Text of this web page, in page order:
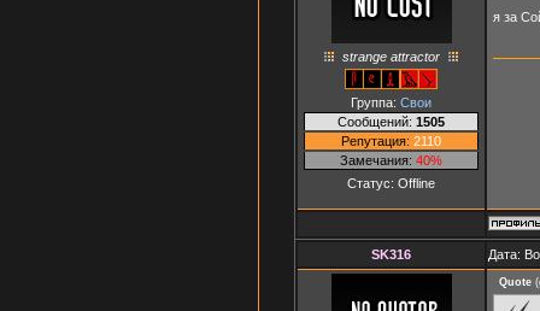
strange attractor
Группа: Свои
Сообщений: 1505
Репутация: 2110
Замечания: 40%
Статус: Offline
я за
SK316 Дата:
Quote (